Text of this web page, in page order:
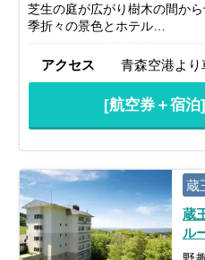
芝生の庭が広がり樹木の間か
季折々の景色とホテル…
アクセス 青森空港より
[航空券＋宿
蔵
蔵
ル